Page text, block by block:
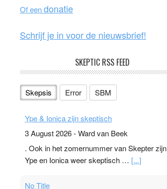
k
Of eendonatie
Schrijf je in voor de nieuwsbrief!
SKEPTIC RSS FEED
Skepsis Error SBM
Ype & Ionica zijn skeptisch
3 August 2026-Ward van Beek
. Ook in het zomernummer van Skepter zijn
Ype en Ionica weer skeptisch … [...]
No Title